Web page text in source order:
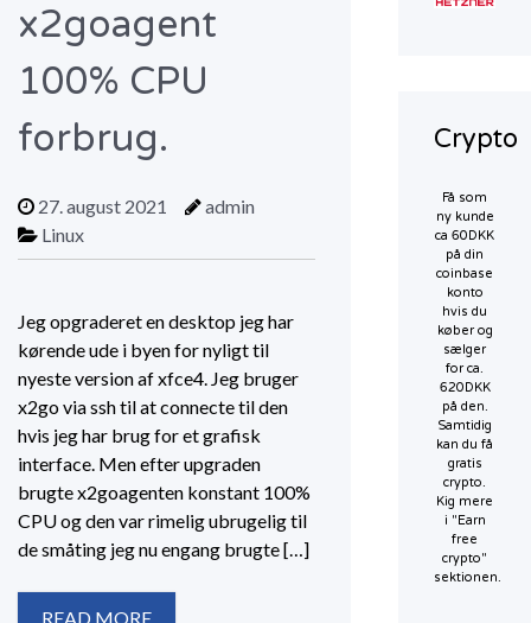
x2goagent
100% CPU
forbrug.
27. august 2021
admin
Linux
Jeg opgraderet en desktop jeg har
kørende ude i byen for nyligt til
nyeste version af xfce4. Jeg bruger
x2go via ssh til at connecte til den
hvis jeg har brug for et grafisk
interface. Men efter upgraden
brugte x2goagenten konstant 100%
CPU og den var rimelig ubrugelig til
de småting jeg nu engang brugte […]
READ MORE
Crypto
Få som
ny kunde
ca 60DKK
på din
coinbase
konto
hvis du
køber og
sælger
for ca.
620DKK
på den.
Samtidig
kan du få
gratis
crypto.
Kig mere
i "Earn
free
crypto"
sektionen.